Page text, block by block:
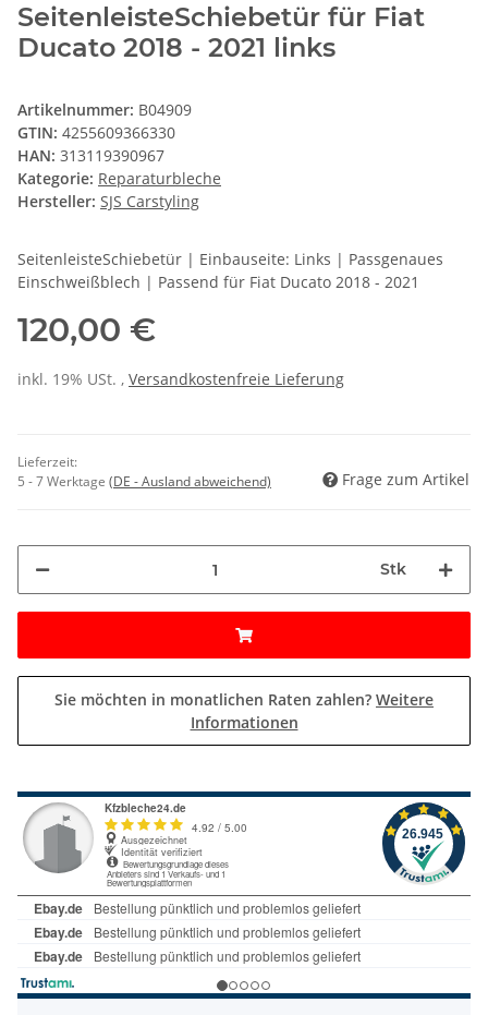
SeitenleisteSchiebetür für Fiat
Ducato 2018 - 2021 links
Artikelnummer: B04909
GTIN: 4255609366330
HAN: 313119390967
Kategorie: Reparaturbleche
Hersteller: SJS Carstyling
SeitenleisteSchiebetür | Einbauseite: Links | Passgenaues
Einschweißblech | Passend für Fiat Ducato 2018 - 2021
120,00 €
inkl. 19% USt. , Versandkostenfreie Lieferung
Lieferzeit:
5 - 7 Werktage (DE - Ausland abweichend) Frage zum Artikel
Stk
Sie möchten in monatlichen Raten zahlen? Weitere
Informationen